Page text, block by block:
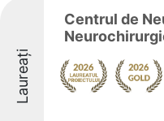
Laureați
Centrul de